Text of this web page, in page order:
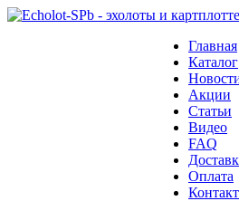
Главная
Каталог
Акции
Статьи
Видео
FAQ
Оплата